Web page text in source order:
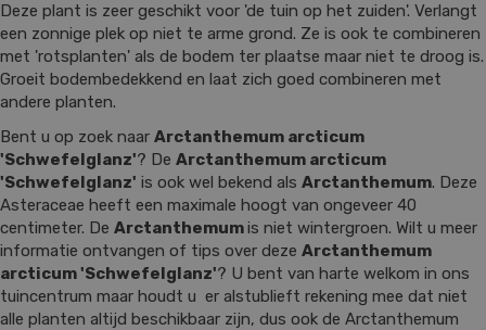
Deze plant is zeer geschikt voor 'de tuin op het zuiden'. Verlangt
een zonnige plek op niet te arme grond. Ze is ook te combineren
met 'rotsplanten' als de bodem ter plaatse maar niet te droog is.
Groeit bodembedekkend en laat zich goed combineren met
andere planten.
Bent u op zoek naar Arctanthemum arcticum
'Schwefelglanz'? De Arctanthemum arcticum
'Schwefelglanz' is ook wel bekend als Arctanthemum. Deze
Asteraceae heeft een maximale hoogt van ongeveer 40
centimeter. De Arctanthemumis niet wintergroen. Wilt u meer
informatie ontvangen of tips over deze Arctanthemum
arcticum 'Schwefelglanz'? U bent van harte welkom in ons
tuincentrum maar houdt u er alstublieft rekening mee dat niet
alle planten altijd beschikbaar zijn, dus ook de Arctanthemum